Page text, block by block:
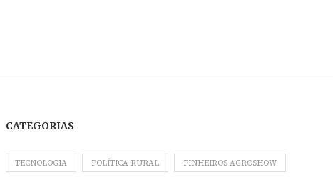
CATEGORIAS
TECNOLOGIA POLÍTICA RURAL PINHEIROS AGROSHOW